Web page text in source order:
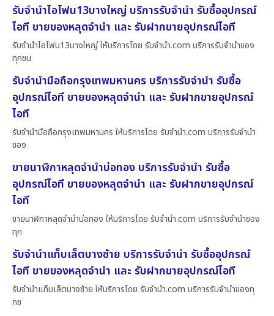
รับจำนำไอโฟน13บางใหญ่ บริการรับจำนำ รับซื้ออุปกรณ์
ไอที ขายของหลุดจำนำ และ รับฝากขายอุปกรณ์ไอที
รับจำนำไอโฟน13บางใหญ่ ให้บริการโดย รับจํานํา.com บริการรับจำนำของ
ทุกชน
รับจำนำมือถือกรุงเทพมหานคร บริการรับจำนำ รับซื้อ
อุปกรณ์ไอที ขายของหลุดจำนำ และ รับฝากขายอุปกรณ์
ไอที
รับจำนำมือถือกรุงเทพมหานคร ให้บริการโดย รับจํานํา.com บริการรับจำนำ
ของ
ขายนาฬิกาหลุดจำนำบ่อทอง บริการรับจำนำ รับซื้อ
อุปกรณ์ไอที ขายของหลุดจำนำ และ รับฝากขายอุปกรณ์
ไอที
ขายนาฬิกาหลุดจำนำบ่อทอง ให้บริการโดย รับจํานํา.com บริการรับจำนำของ
ทุก
รับจำนำแท็บเล็ตบางซ้าย บริการรับจำนำ รับซื้ออุปกรณ์
ไอที ขายของหลุดจำนำ และ รับฝากขายอุปกรณ์ไอที
รับจำนำแท็บเล็ตบางซ้าย ให้บริการโดย รับจํานํา.com บริการรับจำนำของทุ
กช